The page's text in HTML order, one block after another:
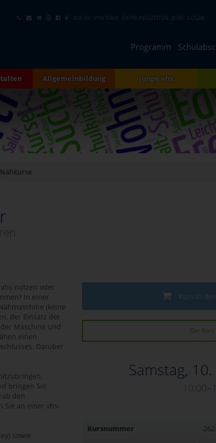
SUCHE VHSTEAM ÖFFNUNGSZEITEN JOBS LOGIN
Programm
Allgemeinbildung junge vhs
Nähkurse
Kurs in
Der Kurs
Samstag,
Kursnummer
nutzen oder
In einer
(keine
der Einsatz der
Maschine und
einen
Darüber
bringen Sie
den
Sie an einer vhs-
sowie